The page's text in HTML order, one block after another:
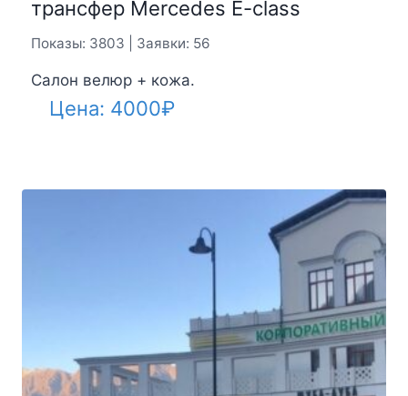
трансфер Mercedes E-class
Показы: 3803 | Заявки: 56
Салон велюр + кожа.
Цена: 4000₽